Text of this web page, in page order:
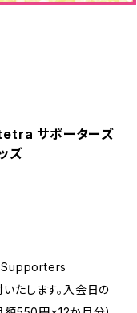
サポーターズ
ズ
Supporters
たします。入会日の